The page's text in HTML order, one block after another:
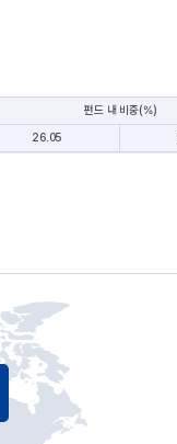
펀드 내 비중(%)
26.05